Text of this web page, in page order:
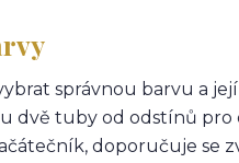
správnou barvu a
dvě tuby od odstínů pro
doporučuje se